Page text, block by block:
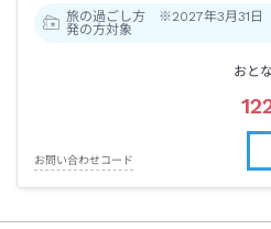
旅の過ごし方 ※2027年3月31日
発の方対象
おと
お問い合わせコード